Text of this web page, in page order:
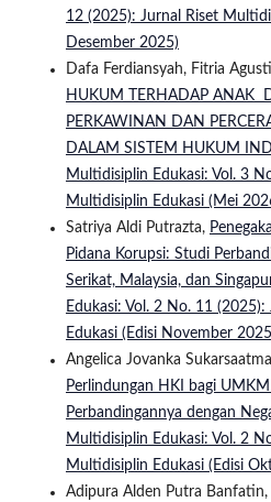
12 (2025): Jurnal Riset
Desember 2025)
Dafa Ferdiansyah, Fitria
HUKUM TERHADAP ANAK
PERKAWINAN DAN
DALAM SISTEM HUKUM
Multidisiplin Edukasi: Vol. 3
Multidisiplin Edukasi (Mei
Satriya Aldi Putrazta,
Pidana Korupsi: Studi
Serikat, Malaysia, dan
Edukasi: Vol. 2 No. 11
Edukasi (Edisi November
Angelica Jovanka
Perlindungan HKI bagi
Perbandingannya dengan
Multidisiplin Edukasi: Vol. 2
Multidisiplin Edukasi (Edisi
Adipura Alden Putra